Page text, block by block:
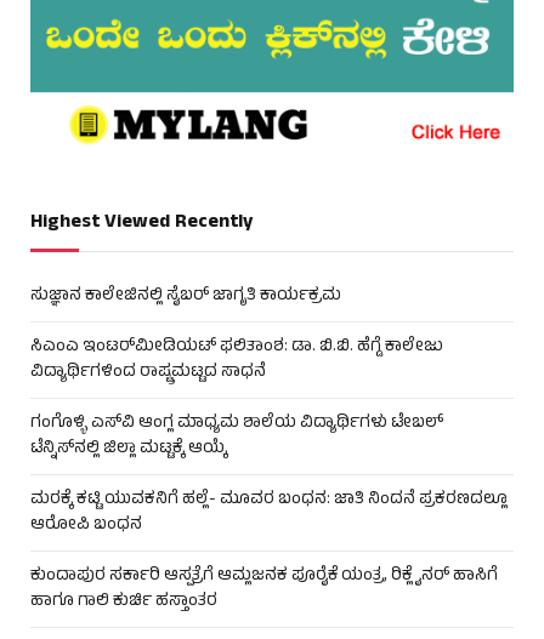
Highest Viewed Recently
ಸುಜ್ಞಾನ ಕಾಲೇಜಿನಲ್ಲಿ ಸೈಬರ್ ಜಾಗೃತಿ ಕಾರ್ಯಕ್ರಮ
ಸಿಎಂಎ ಇಂಟರ್‌ಮೀಡಿಯಟ್ ಫಲಿತಾಂಶ: ಡಾ. ಬಿ.ಬಿ. ಹೆಗ್ಡೆ ಕಾಲೇಜು
ವಿದ್ಯಾರ್ಥಿಗಳಿಂದ ರಾಷ್ಟ್ರಮಟ್ಟದ ಸಾಧನೆ
ಗಂಗೊಳ್ಳಿ ಎಸ್‌ವಿ ಆಂಗ್ಲ ಮಾಧ್ಯಮ ಶಾಲೆಯ ವಿದ್ಯಾರ್ಥಿಗಳು ಟೇಬಲ್‌
ಟೆನ್ನಿಸ್‌ನಲ್ಲಿ ಜಿಲ್ಲಾ ಮಟ್ಟಕ್ಕೆ ಆಯ್ಕೆ
ಮರಕ್ಕೆ ಕಟ್ಟಿ ಯುವಕನಿಗೆ ಹಲ್ಲೆ- ಮೂವರ ಬಂಧನ: ಜಾತಿ ನಿಂದನೆ ಪ್ರಕರಣದಲ್ಲೂ
ಆರೋಪಿ ಬಂಧನ
ಕುಂದಾಪುರ ಸರ್ಕಾರಿ ಆಸ್ಪತ್ರೆಗೆ ಆಮ್ಲಜನಕ ಪೂರೈಕೆ ಯಂತ್ರ, ರಿಕ್ಲೈನರ್ ಹಾಸಿಗೆ
ಹಾಗೂ ಗಾಲಿ ಕುರ್ಚಿ ಹಸ್ತಾಂತರ